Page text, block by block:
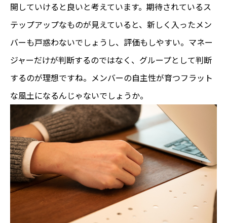
開していけると良いと考えています。期待されているス
テップアップなものが見えていると、新しく入ったメン
バーも戸惑わないでしょうし、評価もしやすい。マネー
ジャーだけが判断するのではなく、グループとして判断
するのが理想ですね。メンバーの自主性が育つフラット
な風土になるんじゃないでしょうか。